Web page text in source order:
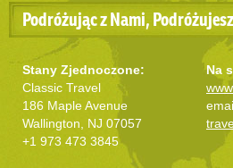
Podróżując z Nami,
Stany Zjednoczone:
Classic Travel
186 Maple Avenue
Wallington, NJ 07057
+1 973 473 3845
Na